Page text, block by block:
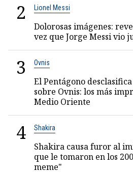
2 Lionel Messi
Dolorosas imágenes:
vez que Jorge Messi vio
3 Ovnis
El Pentágono
sobre Ovnis: los más
Medio Oriente
4 Shakira
Shakira causa furor al
que le tomaron en los
meme"